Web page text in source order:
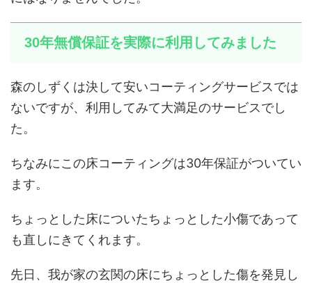
30年無償保証を実際に利用してみました
森のしずくは決して安いコーティングサービスでは
ないですが、利用してみて大満足のサービスでし
た。
ちなみにこの床コーティングは30年保証がついてい
ます。
ちょっとした床についたちょっとした小傷であって
も直しにきてくれます。
先日、我が家の玄関の床にちょっとした傷を発見し